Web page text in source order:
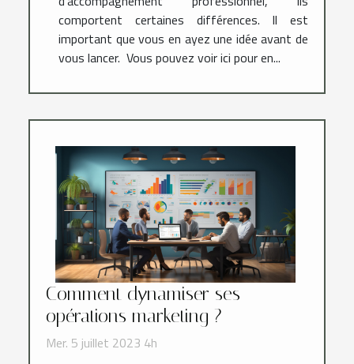
comportent certaines différences. Il est
important que vous en ayez une idée avant de
vous lancer. Vous pouvez voir ici pour en...
Comment dynamiser ses
opérations marketing ?
Mer. 5 juillet 2023 4h